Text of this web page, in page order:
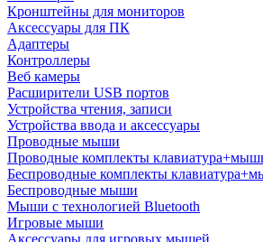
Кронштейны для мониторов
Аксессуары для ПК
Адаптеры
Контроллеры
Веб камеры
Расширители USB портов
Устройства чтения, записи
Устройства ввода и аксессуары
Проводные мыши
Проводные комплекты
Беспроводные комплекты
Беспроводные мыши
Мыши с технологией Bluetooth
Игровые мыши
Аксессуары для игровых мышей